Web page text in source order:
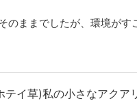
のままでしたが、環境がす
イ草)私の小さなアクア